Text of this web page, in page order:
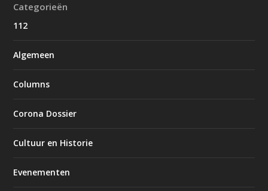
Categorieën
112
Algemeen
Columns
Corona Dossier
Cultuur en Historie
Evenementen